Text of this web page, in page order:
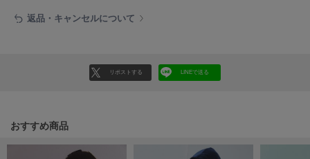
SOFER
スタイルヴォイスフォー
返品・キャンセルについて
リポストする LINEで送る
おすすめ商品